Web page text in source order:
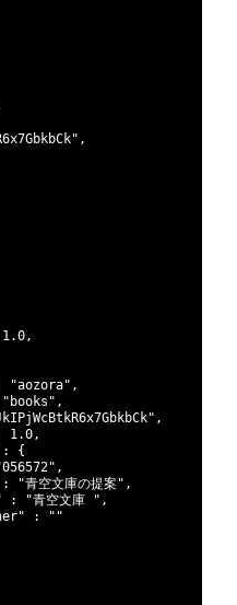
,
1.0,
"aozora" ,
"books" ,
,
1.0,
:
{
,
: "青空文庫の提案" ,
: "青空文庫 " ,
:
""